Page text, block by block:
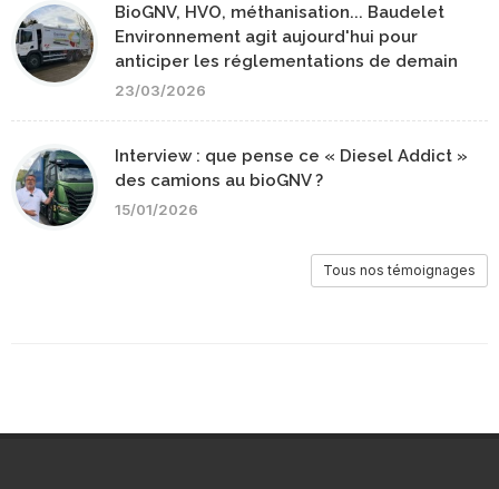
BioGNV, HVO, méthanisation... Baudelet
Environnement agit aujourd'hui pour
anticiper les réglementations de demain
23/03/2026
Interview : que pense ce « Diesel Addict »
des camions au bioGNV ?
15/01/2026
Tous nos témoignages